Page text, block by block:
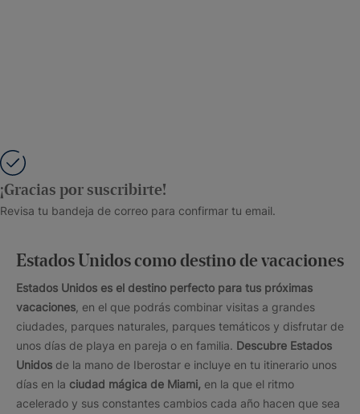
¡Gracias por suscribirte!
Revisa tu bandeja de correo para confirmar tu email.
Estados Unidos como destino de vacaciones
Estados Unidos es el destino perfecto para tus próximas
vacaciones , en el que podrás combinar visitas a grandes
ciudades, parques naturales, parques temáticos y disfrutar de
unos días de playa en pareja o en familia. Descubre Estados
Unidos de la mano de Iberostar e incluye en tu itinerario unos
días en la ciudad mágica de Miami, en la que el ritmo
acelerado y sus constantes cambios cada año hacen que sea